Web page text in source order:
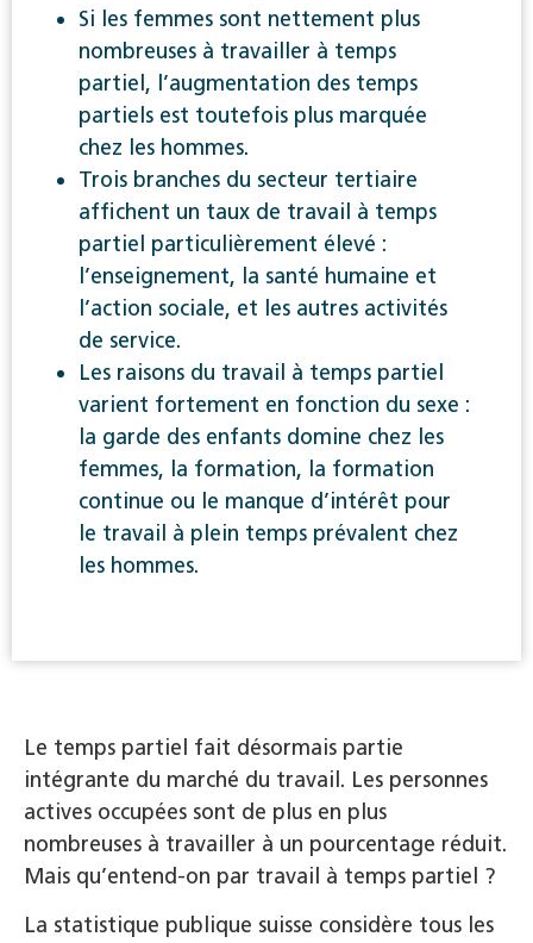
Si les femmes sont nettement plus
nombreuses à travailler à temps
partiel, l’augmentation des temps
partiels est toutefois plus marquée
chez les hommes.
Trois branches du secteur tertiaire
affichent un taux de travail à temps
partiel particulièrement élevé :
l’enseignement, la santé humaine et
l’action sociale, et les autres activités
de service.
Les raisons du travail à temps partiel
varient fortement en fonction du sexe :
la garde des enfants domine chez les
femmes, la formation, la formation
continue ou le manque d’intérêt pour
le travail à plein temps prévalent chez
les hommes.
Le temps partiel fait désormais partie
intégrante du marché du travail. Les personnes
actives occupées sont de plus en plus
nombreuses à travailler à un pourcentage réduit.
Mais qu’entend-on par travail à temps partiel ?
La statistique publique suisse considère tous les